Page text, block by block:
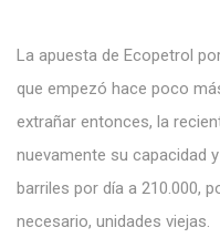
La apuesta de Ecopetrol
que empezó hace poco
extrañar entonces, la
nuevamente su capacidad
barriles por día a 210.000,
necesario, unidades viejas.